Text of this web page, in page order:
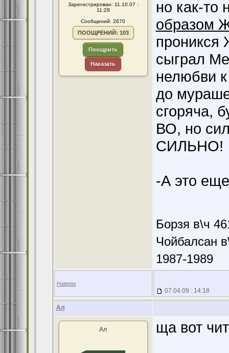
Зарегистрирован: 11.10.07 :
11:28
Сообщений: 2670
ПООЩРЕНИЙ: 103
Поощрить
Наказать
но как-то
образом
проникся
сыграл
нелюбви
до
сгоряча,
ВО, но
СИЛЬНО!
-А это
Борзя в\ч
Чойбалсан
1987-1989
Наверх
07.04.09 : 14:18
Ал
Ал ща вот